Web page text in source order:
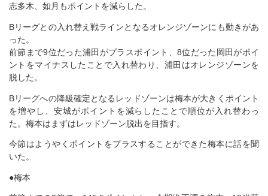
志多木、如月もポイントを減らした。
Bリーグとの入れ替え戦ラインとなるオレンジゾーンにも動きがあ
った。
前節まで9位だった浦田がプラスポイント、8位だった岡田がポイ
ントをマイナスしたことで入れ替わり、浦田はオレンジゾーンを
脱した。
Bリーグへの降級確定となるレッドゾーンは梅本が大きくポイント
を増やし、安城がポイントを減らしたことで順位が入れ替わっ
た。梅本はまずはレッドゾーン脱出を目指す。
今節はようやくポイントをプラスすることができた梅本に話を聞
いた。
●梅本